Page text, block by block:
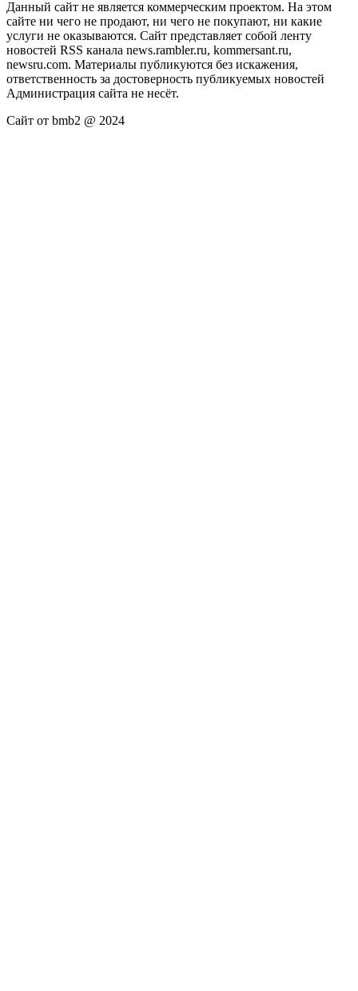
Данный сайт не является коммерческим проектом. На этом
сайте ни чего не продают, ни чего не покупают, ни какие
услуги не оказываются. Сайт представляет собой ленту
новостей RSS канала news.rambler.ru, kommersant.ru,
newsru.com. Материалы публикуются без искажения,
ответственность за достоверность публикуемых новостей
Администрация сайта не несёт.
Сайт от bmb2 @ 2024